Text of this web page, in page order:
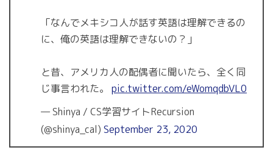
「なんでメキシコ人が話す英語は理解できるの
に、俺の英語は理解できないの？」
と昔、アメリカ人の配偶者に聞いたら、全く同
じ事言われた。 pic.twitter.com/eWomqdbVL0
— Shinya / CS学習サイトRecursion
(@shinya_cal) September 23, 2020